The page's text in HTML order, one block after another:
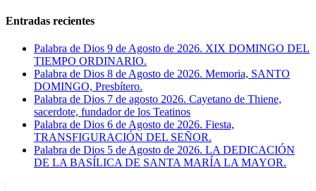
Entradas recientes
Palabra de Dios 9 de Agosto de 2026. XIX DOMINGO DEL
TIEMPO ORDINARIO.
Palabra de Dios 8 de Agosto de 2026. Memoria, SANTO
DOMINGO, Presbítero.
Palabra de Dios 7 de agosto 2026. Cayetano de Thiene,
sacerdote, fundador de los Teatinos
Palabra de Dios 6 de Agosto de 2026. Fiesta,
TRANSFIGURACIÓN DEL SEÑOR.
Palabra de Dios 5 de Agosto de 2026. LA DEDICACIÓN
DE LA BASÍLICA DE SANTA MARÍA LA MAYOR.